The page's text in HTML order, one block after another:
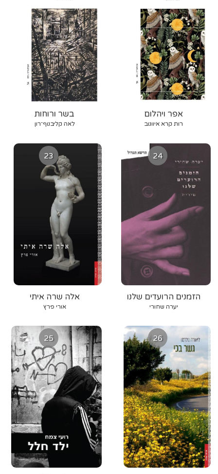
בשר ורוחות
לאה קליבנוף־רון
אפר ויהלום
רות קרא איוונוב
23
אלה שרה איתי
אורי פרץ
24
הזמנים הרועדים שלנו
יערה שחורי
25 26